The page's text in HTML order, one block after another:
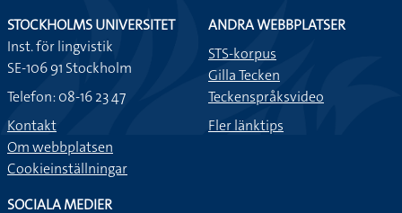
STOCKHOLMS UNIVERSITET
Inst. för lingvistik
SE-106 91 Stockholm
Telefon: 08-16 23 47
Kontakt
Om webbplatsen
Cookieinställningar
ANDRA WEBBPLATSER
STS-korpus
Gilla Tecken
Teckenspråksvideo
Fler länktips
SOCIALA MEDIER